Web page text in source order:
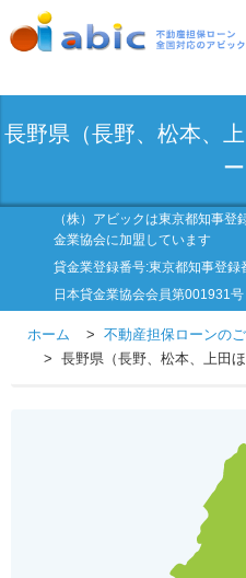
長野県（長野、松本、
（株）アビックは東京都知事
金業協会に加盟しています
貸金業登録番号:東京都知事登
日本貸金業協会会員第001931号
ホーム
不動産担保ローンの
長野県（長野、松本、上田